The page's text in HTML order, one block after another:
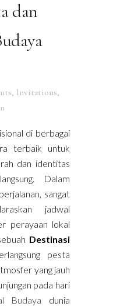
dan
, Invitations,
di berbagai
terbaik untuk
dan identitas
Dalam
sangat
jadwal
perayaan lokal
Destinasi
pesta
yang jauh
pada hari
Budaya dunia